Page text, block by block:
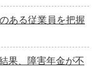
ある従業員を把握
果、障害年金が不